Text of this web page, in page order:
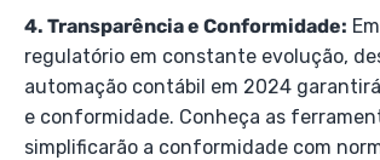
4. Transparência e Conformidade:
regulatório em constante evolução,
automação contábil em 2024
e conformidade. Conheça as
simplificarão a conformidade com